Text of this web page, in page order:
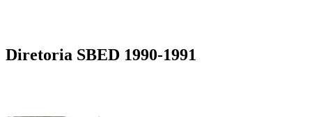
Diretoria SBED 1990-1991